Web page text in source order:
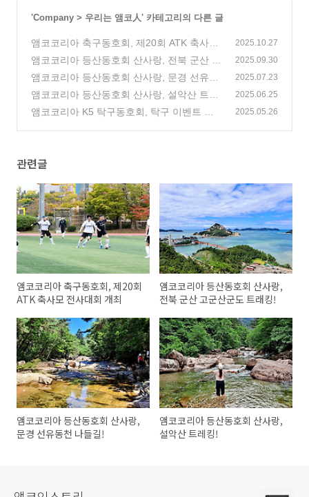
'Company > 우리는 앰코人' 카테고리의 다른 글
앰코코리아 축구동호회, 제20회 ATK 축사모
전사대회 개최
(0)
2025.10.27
앰코코리아 등산동호회 산사랑, 전북 군산 고
군산군도 트래킹!
(0)
2025.09.30
앰코코리아 등산동호회 산사랑, 문경 선유동
천 나들길!
(7)
2025.07.23
앰코코리아 등산동호회 산사랑, 설악산 트레
킹!
(0)
2025.06.25
앰코코리아 K5 탁구동호회, 탁구 이벤트 개
2025.05.26
관련글
앰코코리아 축구동호회, 제20회
ATK 축사모 전사대회 개최
앰코코리아 등산동호회 산사랑,
전북 군산 고군산군도 트래킹!
앰코코리아 등산동호회 산사랑,
문경 선유동천 나들길!
앰코코리아 등산동호회 산사랑,
설악산 트레킹!